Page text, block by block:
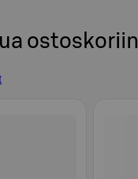
ostoskoriin